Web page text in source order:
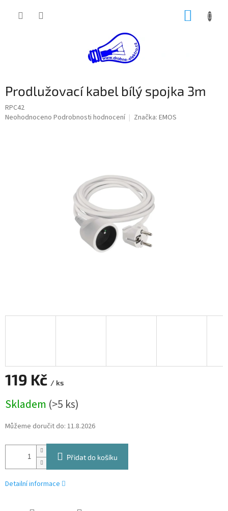
Prodlužovací kabel bílý spojka 3m
RPC42
Průměrné
Neohodnoceno Podrobnosti hodnocení Značka: EMOS
119 Kč / ks
cena:
Skladem (>5 ks)
Můžeme doručit do: 11.8.2026
Přidat do košíku
Detailní informace